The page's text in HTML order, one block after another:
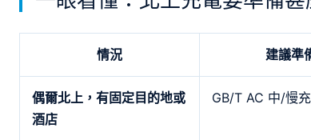
情況 建議準
偶爾北上，有固定目的地或
酒店
GB/T AC 中/慢